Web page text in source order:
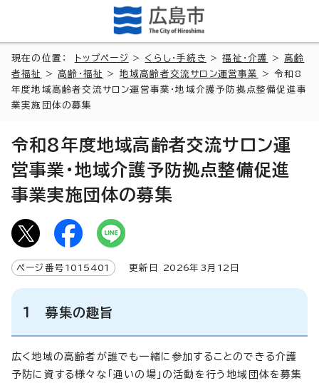
現在の位置： トップページ > くらし・手続き >福祉・介護 >高齢
者福祉
>高齢・福祉 > 地域高齢者交流サロン運営事業
> 令和8
年度地域高齢者交流サロン運営事業・地域介護予防拠点整備促進事
業実施団体の募集
令和8年度地域高齢者交流サロン運
営事業・地域介護予防拠点整備促進
事業実施団体の募集
ページ番号 1015401 更新日 2026年3月 12 日
1 募集の趣旨
広く地域の高齢者が誰でも一緒に参加することのできる介護
予防に資する様々な「通いの場」の活動を行う地域団体を募集